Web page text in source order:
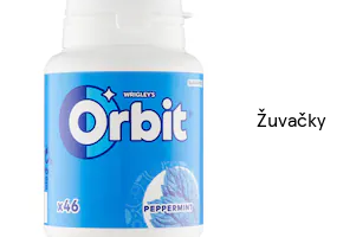
Žuvačky